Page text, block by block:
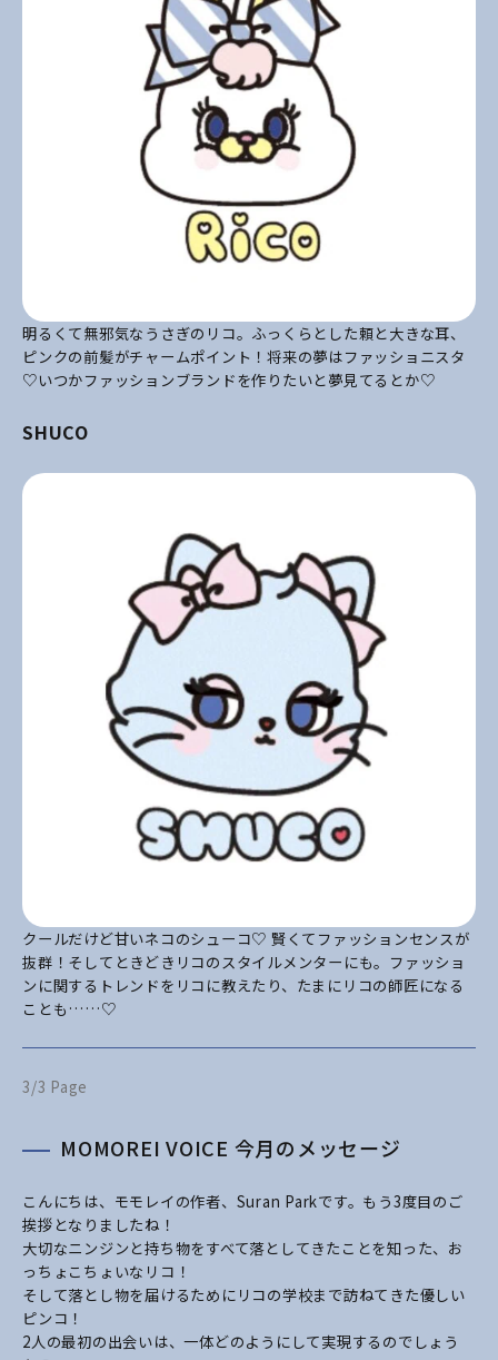
明るくて無邪気なうさぎのリコ。ふっくらとした頼と大きな耳、
ピンクの前髪がチャームポイント！将来の夢はファッショニスタ
♡いつかファッションブランドを作りたいと夢見てるとか♡
SHUCO
クールだけど甘いネコのシューコ♡ 賢くてファッションセンスが
抜群！そしてときどきリコのスタイルメンターにも。ファッショ
ンに関するトレンドをリコに教えたり、たまにリコの師匠になる
ことも……♡
3/3 Page
MOMOREI VOICE 今月のメッセージ
こんにちは、モモレイの作者、Suran Parkです。もう3度目のご
挨拶となりましたね！
大切なニンジンと持ち物をすべて落としてきたことを知った、お
っちょこちょいなリコ！
そして落とし物を届けるためにリコの学校まで訪ねてきた優しい
ピンコ！
2人の最初の出会いは、一体どのようにして実現するのでしょう